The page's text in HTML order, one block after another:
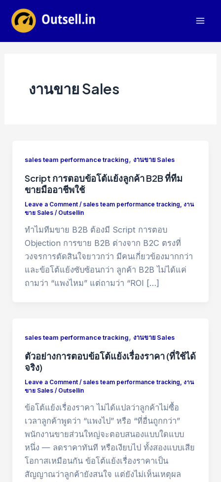
content
งานขาย Sales
sales team performance tracking, งานขาย Sales
Script การตอบข้อโต้แย้งลูกค้า B2B ที่ทีม
ขายมืออาชีพใช้
Leave a Comment / sales team performance tracking, งาน
ขาย Sales/ Outsellin
ทำไมทีมขาย B2B ต้องมี Script การตอบ
Objection การขาย B2B ต่างจาก B2C ตรงที่
วงจรการตัดสินใจยาวกว่า มีคนเกี่ยวข้องมากกว่า
และข้อโต้แย้งซับซ้อนกว่า ลูกค้า B2B ไม่ได้แค่
ถามว่า “แพงไหม” แต่ถามว่า “ROI […]
sales team performance tracking, งานขาย Sales
ตัวอย่างการตอบข้อโต้แย้งเรื่องราคา (ที่ใช้ได้
จริง)
Leave a Comment / sales team performance tracking, งาน
ขาย Sales/ Outsellin
ข้อโต้แย้งเรื่องราคา ไม่ได้แปลว่าลูกค้าไม่ซื้อ
เวลาลูกค้าพูดว่า “แพงไป” หรือ “ที่อื่นถูกกว่า”
พนักงานขายส่วนใหญ่จะตอบสนองแบบใดแบบ
หนึ่ง — ลดราคาทันที หรือเงียบไป ทั้งสองแบบเสีย
โอกาสเหมือนกัน ข้อโต้แย้งเรื่องราคาเป็น
สัญญาณว่าลูกค้ายังสนใจ แต่ยังไม่เห็นเหตุผล